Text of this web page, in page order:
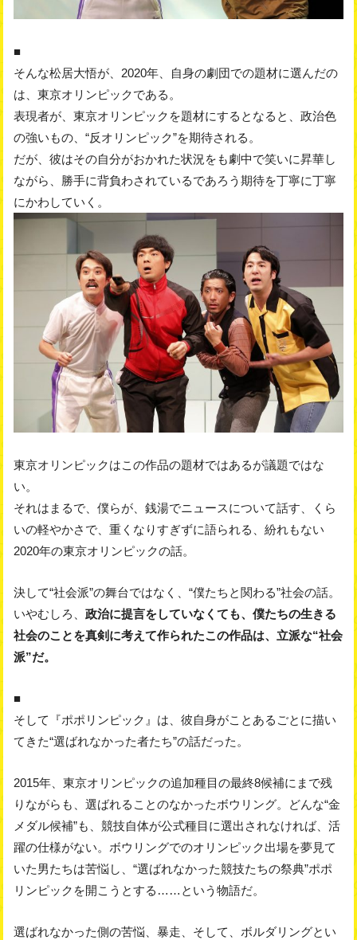
■
そんな松居大悟が、2020年、自身の劇団での題材に選んだの
は、東京オリンピックである。
表現者が、東京オリンピックを題材にするとなると、政治色
の強いもの、“反オリンピック”を期待される。
だが、彼はその自分がおかれた状況をも劇中で笑いに昇華し
ながら、勝手に背負わされているであろう期待を丁寧に丁寧
にかわしていく。
東京オリンピックはこの作品の題材ではあるが議題ではな
い。
それはまるで、僕らが、銭湯でニュースについて話す、くら
いの軽やかさで、重くなりすぎずに語られる、紛れもない
2020年の東京オリンピックの話。
決して“社会派”の舞台ではなく、“僕たちと関わる”社会の話。
いやむしろ、 政治に提言をしていなくても、僕たちの生きる
社会のことを真剣に考えて作られたこの作品は、立派な“社会
派”だ。
■
そして『ポポリンピック』は、彼自身がことあるごとに描い
てきた“選ばれなかった者たち”の話だった。
2015年、東京オリンピックの追加種目の最終8候補にまで残
りながらも、選ばれることのなかったボウリング。どんな“金
メダル候補”も、競技自体が公式種目に選出されなければ、活
躍の仕様がない。ボウリングでのオリンピック出場を夢見て
いた男たちは苦悩し、“選ばれなかった競技たちの祭典”ポポ
リンピックを開こうとする……という物語だ。
選ばれなかった側の苦悩、暴走、そして、ボルダリングとい